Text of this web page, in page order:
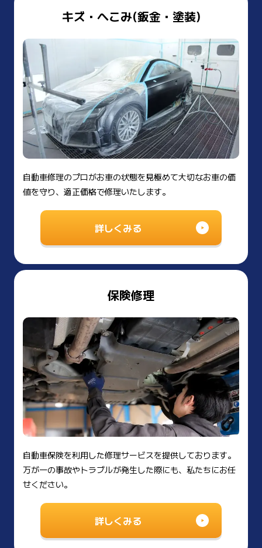
キズ・へこみ(鈑金・塗装)
自動車修理のプロがお車の状態を見極めて大切なお車の価
値を守り、適正価格で修理いたします。
詳しくみる
保険修理
自動車保険を利用した修理サービスを提供しております。
万が一の事故やトラブルが発生した際にも、私たちにお任
せください。
詳しくみる